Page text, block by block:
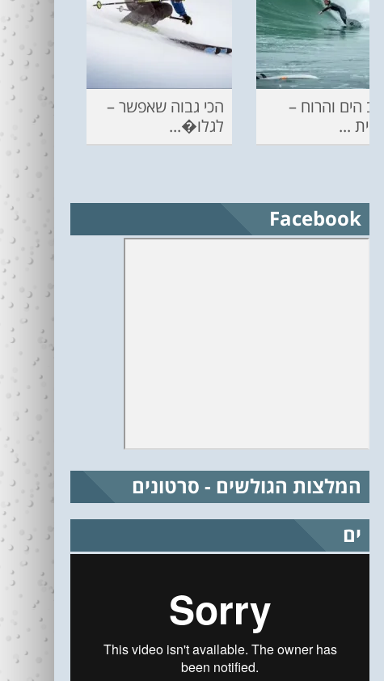
מצב הים והרוח –
תחזית ...
הכי גבוה שאפשר –
לגלו�...
Facebook
המלצות הגולשים - סרטונים
ים